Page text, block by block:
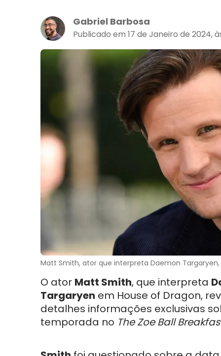
Gabriel Barbosa
Publicado em 17 de Janeiro de 2024,
Matt Smith, ator que interpreta Daemon
O ator Matt Smith, que interpreta
Targaryen em House of Dragon,
detalhes informações exclusivas
temporada no The Zoe Ball